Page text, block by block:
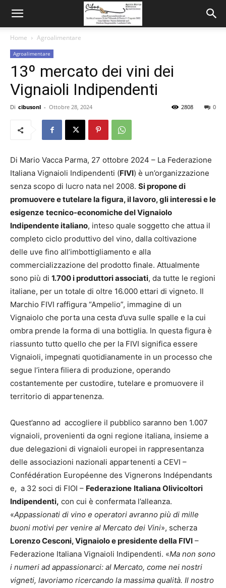
Home Agroalimentare
Agroalimentare
13º mercato dei vini dei
Vignaioli Indipendenti
Di cibusonl - Ottobre 28, 2024 0
2808
Di Mario Vacca Parma, 27 ottobre 2024 – La Federazione
Italiana Vignaioli Indipendenti (FIVI) è un’organizzazione
senza scopo di lucro nata nel 2008. Si propone di
promuovere e tutelare la figura, il lavoro, gli interessi e le
esigenze tecnico-economiche del Vignaiolo
Indipendente italiano, inteso quale soggetto che attua il
completo ciclo produttivo del vino, dalla coltivazione
delle uve fino all’imbottigliamento e alla
commercializzazione del prodotto finale. Attualmente
sono più di 1.700 i produttori associati, da tutte le regioni
italiane, per un totale di oltre 16.000 ettari di vigneto. Il
Marchio FIVI raffigura “Ampelio”, immagine di un
Vignaiolo che porta una cesta d’uva sulle spalle e la cui
ombra prende la forma di una bottiglia. In questa figura è
riassunto tutto quello che per la FIVI significa essere
Vignaioli, impegnati quotidianamente in un processo che
segue l’intera filiera di produzione, operando
costantemente per custodire, tutelare e promuovere il
territorio di appartenenza.
Quest’anno ad accogliere il pubblico saranno ben 1.007
vignaioli, provenienti da ogni regione italiana, insieme a
due delegazioni di vignaioli europei in rappresentanza
delle associazioni nazionali appartenenti a CEVI –
Confédération Européenne des Vignerons Indépendants
e, a 32 soci di FIOI – Federazione Italiana Olivicoltori
Indipendenti, con cui è confermata l’alleanza.
«Appassionati di vino e operatori avranno più di mille
buoni motivi per venire al Mercato dei Vini», scherza
Lorenzo Cesconi, Vignaiolo e presidente della FIVI –
Federazione Italiana Vignaioli Indipendenti. «Ma non sono
i numeri ad appassionarci: al Mercato, come nei nostri
vigneti, lavoriamo ricercando la massima qualità. Il nostro